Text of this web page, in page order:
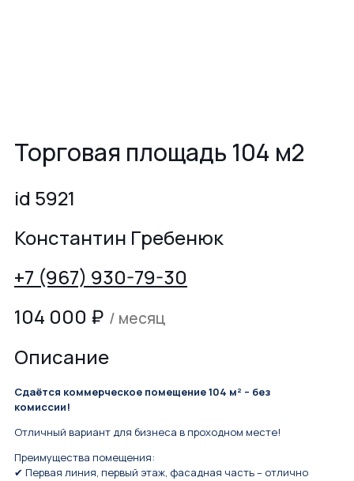
Торговая площадь 104 м2
id 5921
Константин Гребенюк
+7 (967) 930-79-30
104 000 ₽ / месяц
Описание
Сдаётся коммерческое помещение 104 м² – без
комиссии!
Отличный вариант для бизнеса в проходном месте!
Преимущества помещения:
✔ Первая линия, первый этаж, фасадная часть – отлично